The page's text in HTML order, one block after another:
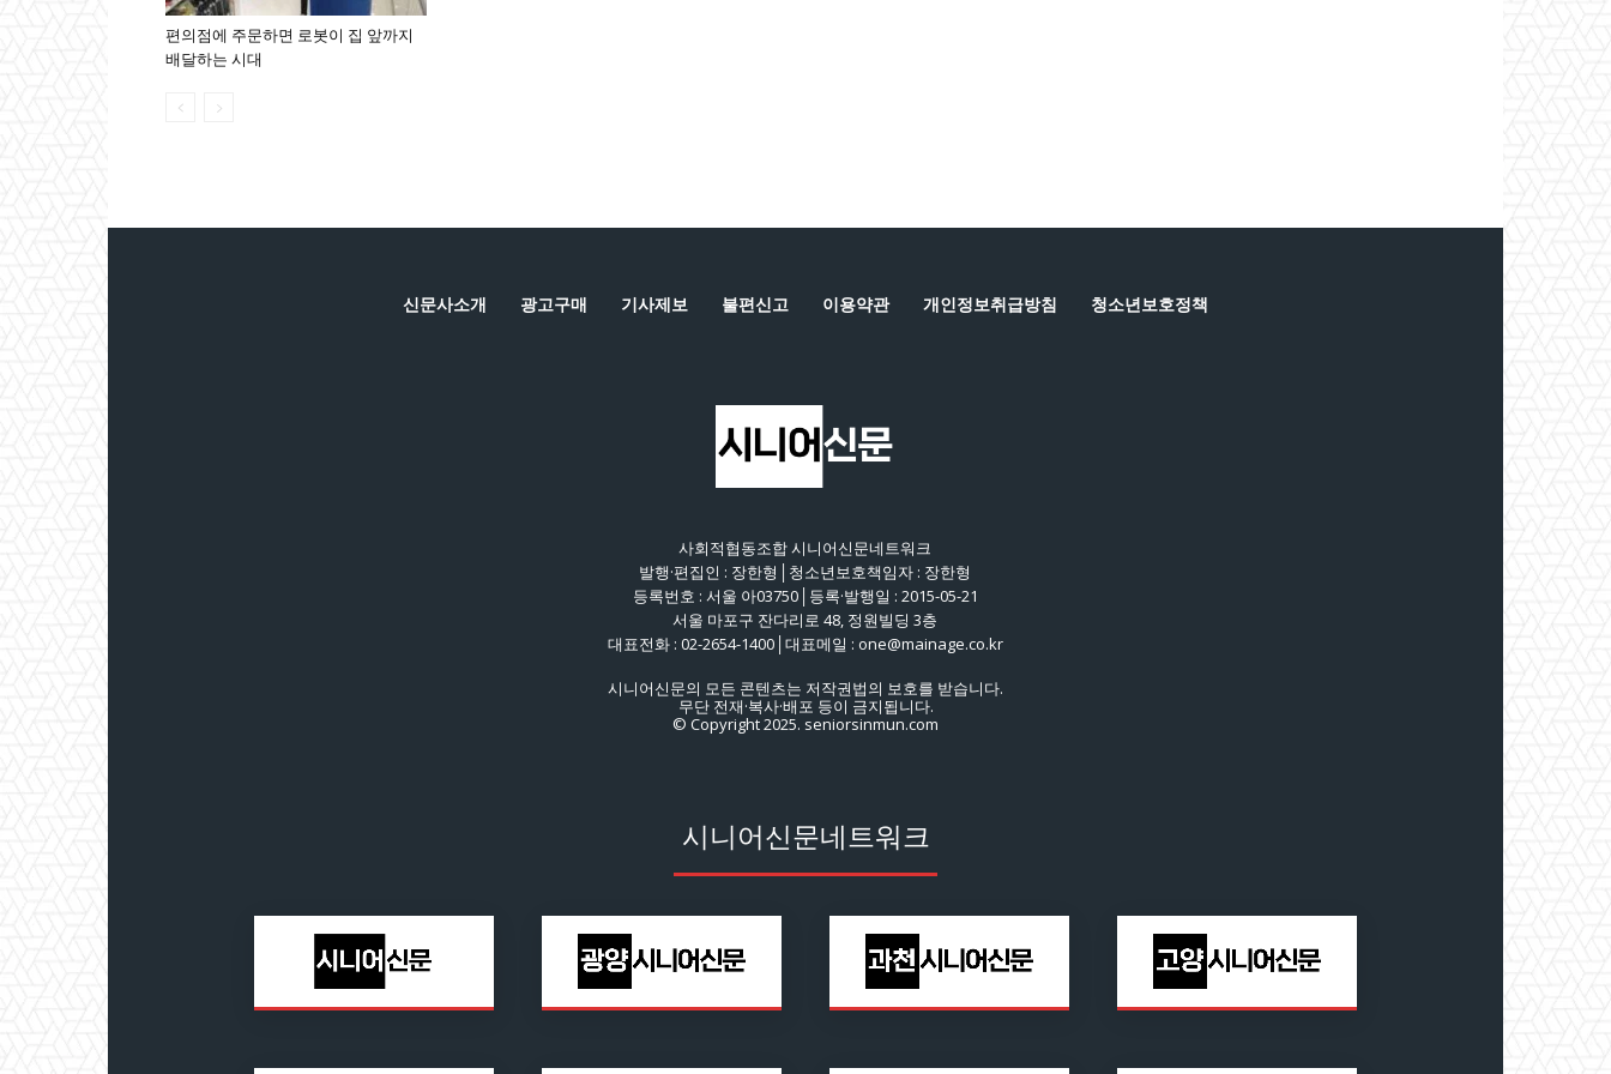
편의점에 주문하면 로봇이 집 앞까지
배달하는 시대
신문사소개 광고구매 기사제보 불편신고 이용약관 개인정보취급방침 청소년보호정책
사회적협동조합 시니어신문네트워크
발행·편집인 : 장한형│청소년보호책임자 : 장한형
등록번호 : 서울 아03750│등록·발행일 : 2015-05-21
서울 마포구 잔다리로 48, 정원빌딩 3층
대표전화 : 02-2654-1400│대표메일 : one@mainage.co.kr
시니어신문의 모든 콘텐츠는 저작권법의 보호를 받습니다.
무단 전재·복사·배포 등이 금지됩니다.
© Copyright 2025. seniorsinmun.com
시니어신문네트워크